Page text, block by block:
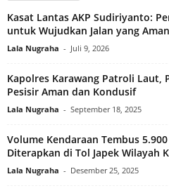
Kasat Lantas AKP Sudiriyanto:
untuk Wujudkan Jalan yang
Lala Nugraha - Juli 9, 2026
Kapolres Karawang Patroli Laut,
Pesisir Aman dan Kondusif
Lala Nugraha - September 18, 2025
Volume Kendaraan Tembus
Diterapkan di Tol Japek Wilayah
Lala Nugraha - Desember 25, 2025